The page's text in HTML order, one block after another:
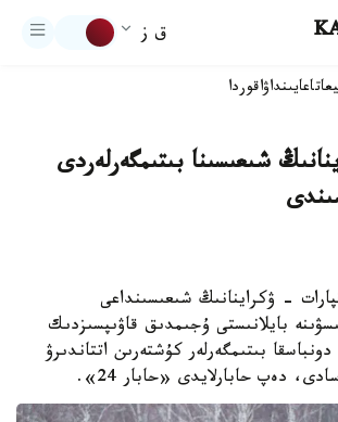
ق ز
تاعايىنداۋاقوردا
شىعىسىنا بىتىمگەرلەردى
– ۋكراينانىڭ شىعىسىنداعى
بايلانىستى ۇجىمدىق قاۋىپسىزدىك
بىتىمگەرلەر كۇشتەرىن اتتاندىرۋ
دەپ حابارلايدى «حابار 24».